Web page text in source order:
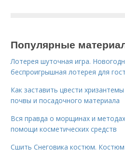
Популярные
Лотерея шуточная игра.
беспроигрышная лотерея для
Как заставить цвести
почвы и посадочного материала
Вся правда о морщинах и
помощи косметических средств
Сшить Снеговика костюм. Костюм